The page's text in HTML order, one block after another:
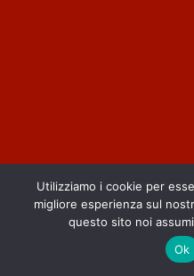
Utilizziamo i cookie per
migliore esperienza sul
questo sito noi
Ok